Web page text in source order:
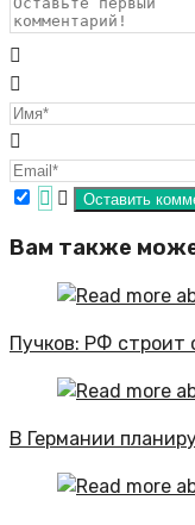
Вам также
Пучков: РФ строит
В Германии